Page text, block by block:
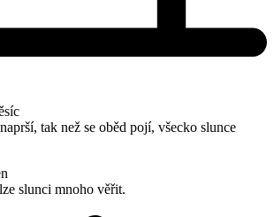
tak než se oběd pojí, všecko slunce
slunci mnoho věřit.